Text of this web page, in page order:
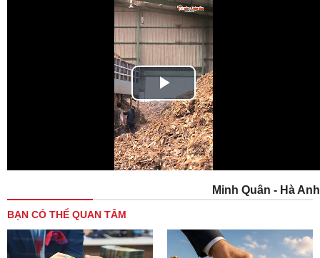
Play
Video
Minh Quân - Hà Anh
BẠN CÓ THỂ QUAN TÂM